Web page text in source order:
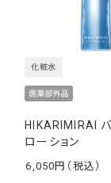
HIKARIMIRAI
ローション
化粧水
6,050